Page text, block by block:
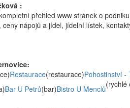
:
přehled www stránek o
nápojů a jídel, jídelní lístek,
Restaurace(restaurace)Pohostinství -
Bar U Petrů(bar)Bistro U Menclů(rychlé